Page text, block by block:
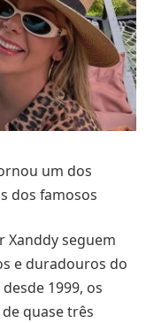
um dos
dos famosos
Xanddy seguem
e duradouros do
1999, os
quase três